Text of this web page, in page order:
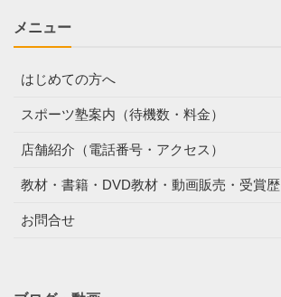
メニュー
はじめての方へ
スポーツ塾案内（待機数・料金）
店舗紹介（電話番号・アクセス）
教材・書籍・DVD教材・動画販売・受賞歴
お問合せ